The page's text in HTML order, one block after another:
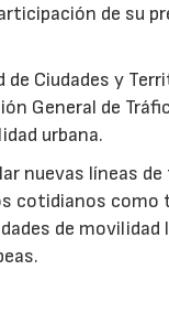
de su
Ciudades y
General de
urbana.
nuevas líneas de
cotidianos como
de movilidad